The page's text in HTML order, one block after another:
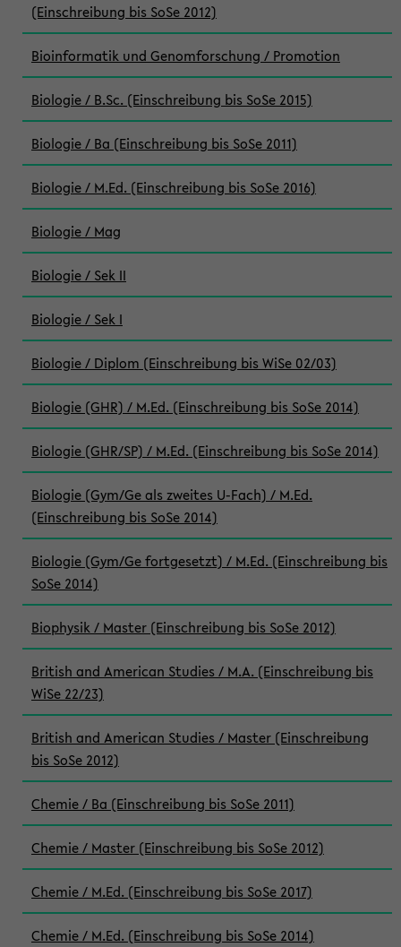
(Einschreibung bis SoSe 2012)
Bioinformatik und Genomforschung / Promotion
Biologie / B.Sc. (Einschreibung bis SoSe 2015)
Biologie / Ba (Einschreibung bis SoSe 2011)
Biologie / M.Ed. (Einschreibung bis SoSe 2016)
Biologie / Mag
Biologie / Sek II
Biologie / Sek I
Biologie / Diplom (Einschreibung bis WiSe 02/03)
Biologie (GHR) / M.Ed. (Einschreibung bis SoSe 2014)
Biologie (GHR/SP) / M.Ed. (Einschreibung bis SoSe 2014)
Biologie (Gym/Ge als zweites U-Fach) / M.Ed.
(Einschreibung bis SoSe 2014)
Biologie (Gym/Ge fortgesetzt) / M.Ed. (Einschreibung bis
SoSe 2014)
Biophysik / Master (Einschreibung bis SoSe 2012)
British and American Studies / M.A. (Einschreibung bis
WiSe 22/23)
British and American Studies / Master (Einschreibung
bis SoSe 2012)
Chemie / Ba (Einschreibung bis SoSe 2011)
Chemie / Master (Einschreibung bis SoSe 2012)
Chemie / M.Ed. (Einschreibung bis SoSe 2017)
Chemie / M.Ed. (Einschreibung bis SoSe 2014)